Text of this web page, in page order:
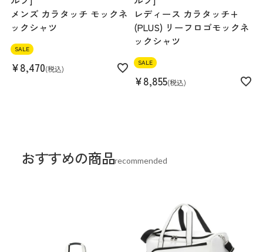
メンズ カラタッチ モックネ
ックシャツ
SALE
¥8,470 税込
レディース カラタッチ+
(PLUS) リーフロゴモックネ
ックシャツ
SALE
¥8,855 税込
おすすめの商品recommended